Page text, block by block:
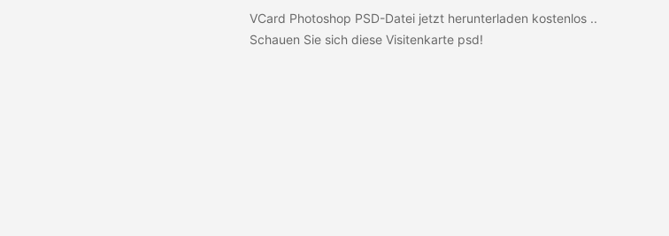
VCard Photoshop PSD-Datei jetzt herunterladen kostenlos ..
Schauen Sie sich diese Visitenkarte psd!